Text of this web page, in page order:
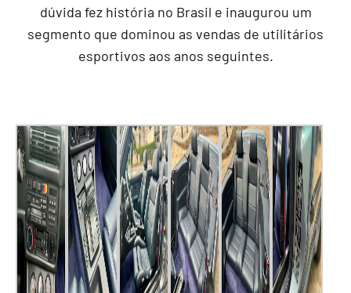
dúvida fez história no Brasil e inaugurou um
segmento que dominou as vendas de utilitários
esportivos aos anos seguintes.